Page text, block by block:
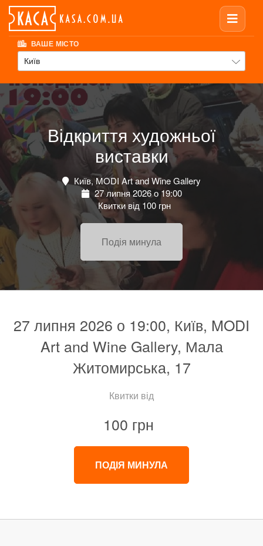
ВАШЕ МІСТО
Київ
Відкриття художньої
виставки
Київ, MODI Art and Wine Gallery
27 липня 2026 о 19:00
Квитки від 100 грн
Подія минула
27 липня 2026 о 19:00, Київ, MODI
Art and Wine Gallery, Мала
Житомирська, 17
Квитки від
100 грн
ПОДІЯ МИНУЛА